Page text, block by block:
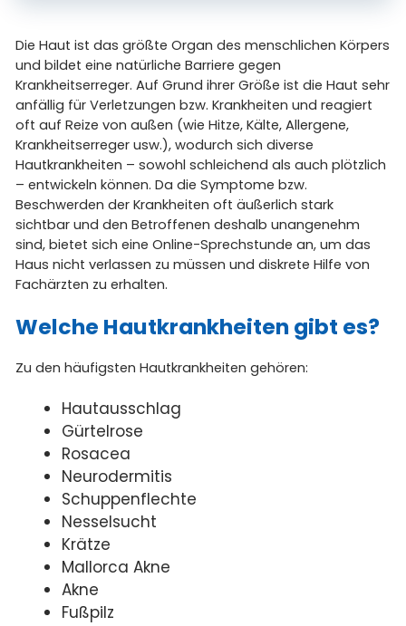
Die Haut ist das größte Organ des menschlichen Körpers
und bildet eine natürliche Barriere gegen
Krankheitserreger. Auf Grund ihrer Größe ist die Haut sehr
anfällig für Verletzungen bzw. Krankheiten und reagiert
oft auf Reize von außen (wie Hitze, Kälte, Allergene,
Krankheitserreger usw.), wodurch sich diverse
Hautkrankheiten – sowohl schleichend als auch plötzlich
– entwickeln können. Da die Symptome bzw.
Beschwerden der Krankheiten oft äußerlich stark
sichtbar und den Betroffenen deshalb unangenehm
sind, bietet sich eine Online-Sprechstunde an, um das
Haus nicht verlassen zu müssen und diskrete Hilfe von
Fachärzten zu erhalten.
Welche Hautkrankheiten gibt es?
Zu den häufigsten Hautkrankheiten gehören:
Hautausschlag
Gürtelrose
Rosacea
Neurodermitis
Schuppenflechte
Nesselsucht
Krätze
Mallorca Akne
Akne
Fußpilz